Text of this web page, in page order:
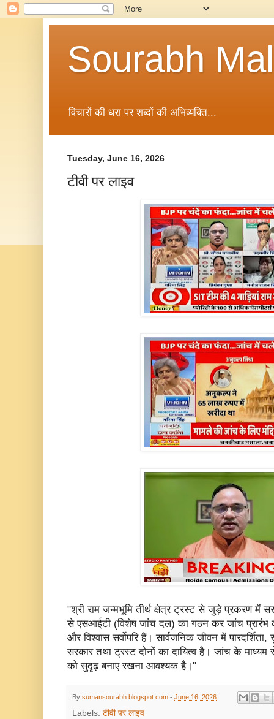
Sourabh
विचारों की धरा पर शब्दों की अभिव्यक्ति...
Tuesday, June 16, 2026
टीवी पर लाइव
"श्री राम जन्मभूमि तीर्थ क्षेत्र ट्रस्ट से जुड़े प्रकरण में
से एसआईटी (विशेष जांच दल) का गठन कर जांच प्रारंभ
और विश्वास सर्वोपरि हैं। सार्वजनिक जीवन में
सरकार तथा ट्रस्ट दोनों का दायित्व है। जांच के
को सुदृढ़ बनाए रखना आवश्यक है।"
By sumansourabh.blogspot.com - June 16, 2026
Labels: टीवी पर लाइव